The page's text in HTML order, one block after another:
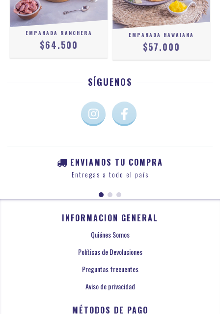
EMPANADA RANCHERA
$64.500
EMPANADA HAWAIANA
$57.000
SÍGUENOS
ENVIAMOS TU COMPRA
Entregas a todo el país
INFORMACION GENERAL
Quiénes Somos
Políticas de Devoluciones
Preguntas frecuentes
Aviso de privacidad
MÉTODOS DE PAGO